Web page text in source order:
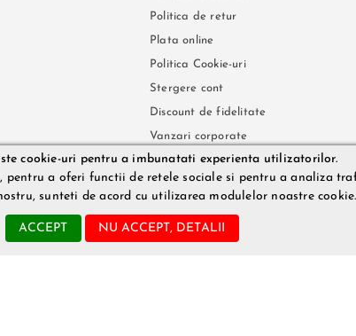
Politica de retur
Plata online
Politica Cookie-uri
Stergere cont
Discount de fidelitate
Vanzari corporate
Tracking AWB
cookie-uri pentru a imbunatati experienta utilizatorilor.
a oferi functii de retele sociale si pentru a analiza
sunteti de acord cu utilizarea modulelor noastre cookie.
ACCEPT NU ACCEPT, DETALII